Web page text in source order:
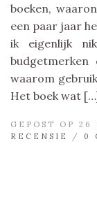
boeken,
een paar jaar
ik eigenlijk
waarom
Het boek wat
GEPOST OP 26
RECENSIE
/ 0